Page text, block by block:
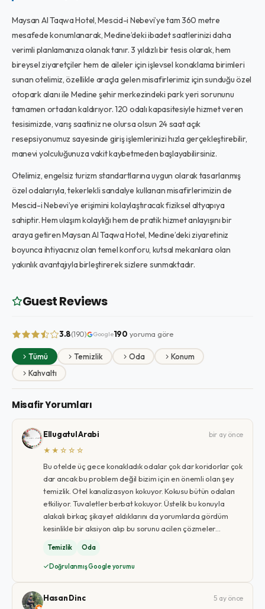
Maysan Al Taqwa Hotel, Mescid-i Nebevi’ye tam 360 metre
mesafede konumlanarak, Medine’deki ibadet saatlerinizi daha
verimli planlamanıza olanak tanır. 3 yıldızlı bir tesis olarak, hem
bireysel ziyaretçiler hem de aileler için işlevsel konaklama birimleri
sunan otelimiz, özellikle araçla gelen misafirlerimiz için sunduğu özel
otopark alanı ile Medine şehir merkezindeki park yeri sorununu
tamamen ortadan kaldırıyor. 120 odalı kapasitesiyle hizmet veren
tesisimizde, varış saatiniz ne olursa olsun 24 saat açık
resepsiyonumuz sayesinde giriş işlemlerinizi hızla gerçekleştirebilir,
manevi yolculuğunuza vakit kaybetmeden başlayabilirsiniz.
Otelimiz, engelsiz turizm standartlarına uygun olarak tasarlanmış
özel odalarıyla, tekerlekli sandalye kullanan misafirlerimizin de
Mescid-i Nebevi’ye erişimini kolaylaştıracak fiziksel altyapıya
sahiptir. Hem ulaşım kolaylığı hem de pratik hizmet anlayışını bir
araya getiren Maysan Al Taqwa Hotel, Medine’deki ziyaretiniz
boyunca ihtiyacınız olan temel konforu, kutsal mekanlara olan
yakınlık avantajıyla birleştirerek sizlere sunmaktadır.
Guest Reviews
3.8(190) Google190 yoruma göre
Tümü Temizlik Oda
Konum
Kahvaltı
Misafir Yorumları
Ellugatul Arabi
bir ay önce
★★☆☆☆
Bu otelde üç gece konakladık odalar çok dar koridorlar çok
dar ancak bu problem değil bizim için en önemli olan şey
temizlik. Otel kanalizasyon kokuyor. Kokusu bütün odaları
etkiliyor. Tuvaletler berbat kokuyor. Üstelik bu konuyla
alakalı birkaç şikayet aldıklarını da yorumlarda gördüm
kesinlikle bir aksiyon alıp bu sorunu acilen çözmeler…
Temizlik Oda
Doğrulanmış Google yorumu
Hasan Dinc 5 ay önce